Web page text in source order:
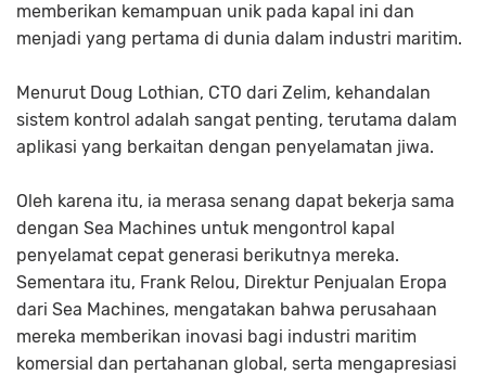
memberikan kemampuan unik pada kapal ini dan
menjadi yang pertama di dunia dalam industri maritim.
Menurut Doug Lothian, CTO dari Zelim, kehandalan
sistem kontrol adalah sangat penting, terutama dalam
aplikasi yang berkaitan dengan penyelamatan jiwa.
Oleh karena itu, ia merasa senang dapat bekerja sama
dengan Sea Machines untuk mengontrol kapal
penyelamat cepat generasi berikutnya mereka.
Sementara itu, Frank Relou, Direktur Penjualan Eropa
dari Sea Machines, mengatakan bahwa perusahaan
mereka memberikan inovasi bagi industri maritim
komersial dan pertahanan global, serta mengapresiasi